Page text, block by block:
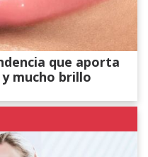
que aporta
mucho brillo